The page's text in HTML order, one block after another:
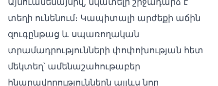
տեղի ունենում։ Կապիտալի արժեքի աճին
զուգընթաց և սպառողական
տրամադրությունների փոփոխության հետ
մեկտեղ՝ ամենաշահութաբեր
հնարավորություններն այլևս նոր